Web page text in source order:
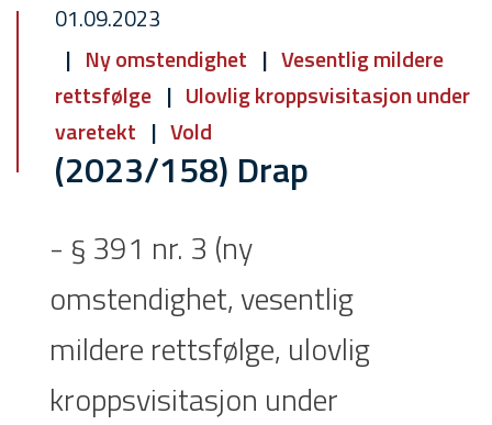
01.09.2023
Ny omstendighet
Vesentlig mildere
rettsfølge
Ulovlig kroppsvisitasjon under
varetekt
Vold
(2023/158) Drap
- § 391 nr. 3 (ny
omstendighet, vesentlig
mildere rettsfølge, ulovlig
kroppsvisitasjon under